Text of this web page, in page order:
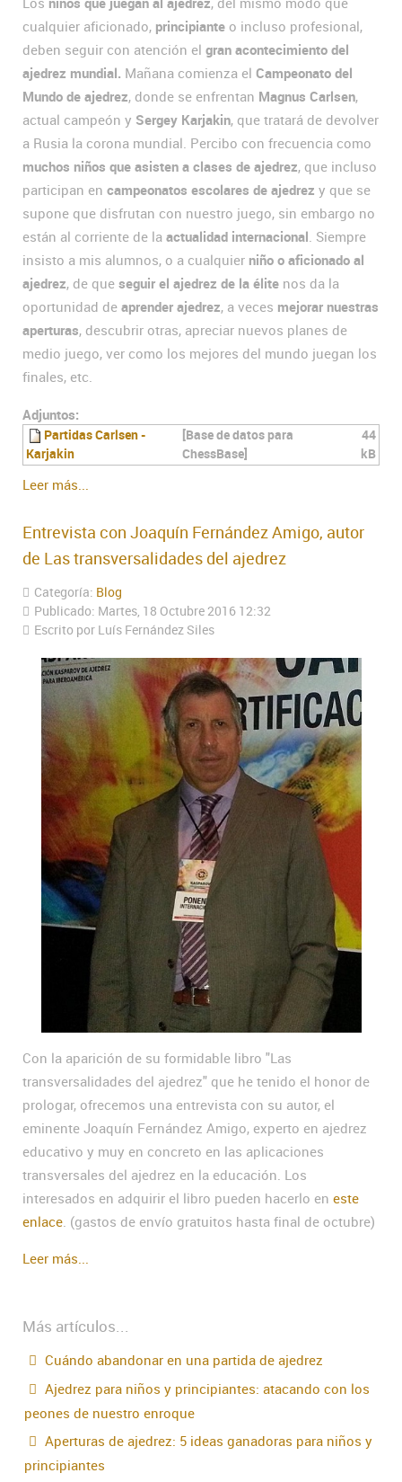
cualquier aficionado, principiante o incluso profesional,
deben seguir con atención el gran acontecimiento del
ajedrez mundial. Mañana comienza el Campeonato del
Mundo de ajedrez, donde se enfrentan Magnus Carlsen,
actual campeón y Sergey Karjakin, que tratará de devolver
a Rusia la corona mundial. Percibo con frecuencia como
muchos niños que asisten a clases de ajedrez, que incluso
participan en campeonatos escolares de ajedrez y que se
supone que disfrutan con nuestro juego, sin embargo no
están al corriente de la actualidad internacional. Siempre
insisto a mis alumnos, o a cualquier niño o aficionado al
ajedrez, de que seguir el ajedrez de la élite nos da la
oportunidad de aprender ajedrez, a veces mejorar nuestras
aperturas, descubrir otras, apreciar nuevos planes de
medio juego, ver como los mejores del mundo juegan los
finales, etc.
Adjuntos:
Partidas Carlsen -
Karjakin
[Base de datos para
ChessBase]
44
kB
Leer más...
Entrevista con Joaquín Fernández Amigo, autor
de Las transversalidades del ajedrez
Categoría: Blog
Publicado: Martes, 18 Octubre 2016 12:32
Escrito por Luís Fernández Siles
Con la aparición de su formidable libro "Las
transversalidades del ajedrez" que he tenido el honor de
prologar, ofrecemos una entrevista con su autor, el
eminente Joaquín Fernández Amigo, experto en ajedrez
educativo y muy en concreto en las aplicaciones
transversales del ajedrez en la educación. Los
interesados en adquirir el libro pueden hacerlo en este
enlace . (gastos de envío gratuitos hasta final de octubre)
Leer más...
Más artículos...
Cuándo abandonar en una partida de ajedrez
Ajedrez para niños y principiantes: atacando con los
peones de nuestro enroque
Aperturas de ajedrez: 5 ideas ganadoras para niños y
principiantes